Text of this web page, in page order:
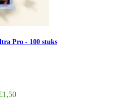
Pro - 100 stuks
1,50